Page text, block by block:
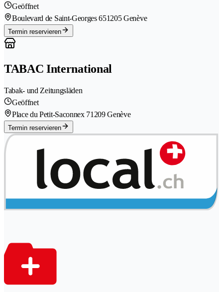
Geöffnet
Boulevard de Saint-Georges 651205 Genève
Termin reservieren
TABAC International
Tabak- und Zeitungsläden
Geöffnet
Place du Petit-Saconnex 71209 Genève
Termin reservieren